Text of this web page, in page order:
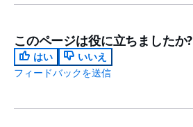
このページは役に立ちましたか?
はい
いいえ
フィードバックを送信